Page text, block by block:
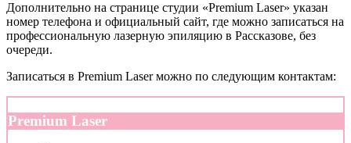
Дополнительно на странице студии «Premium Laser» указан
номер телефона и официальный сайт, где можно записаться на
профессиональную лазерную эпиляцию в Рассказове, без
очереди.
Записаться в Premium Laser можно по следующим контактам:
Premium Laser